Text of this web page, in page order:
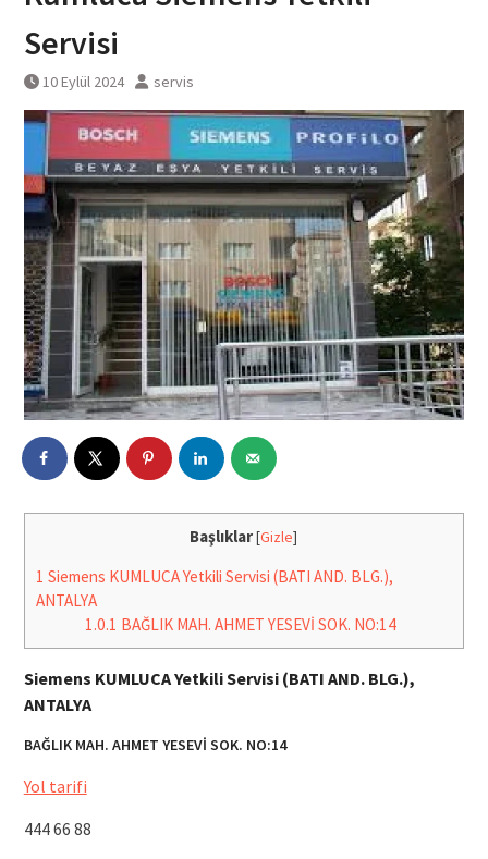
Servisi
10 Eylül 2024 servis
Başlıklar[Gizle]
1 Siemens KUMLUCA Yetkili Servisi (BATI AND. BLG.),
ANTALYA
1.0.1 BAĞLIK MAH. AHMET YESEVİ SOK. NO:14
Siemens KUMLUCA Yetkili Servisi (BATI AND. BLG.),
ANTALYA
BAĞLIK MAH. AHMET YESEVİ SOK. NO:14
Yol tarifi
444 66 88